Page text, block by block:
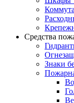
Средства
Знаки